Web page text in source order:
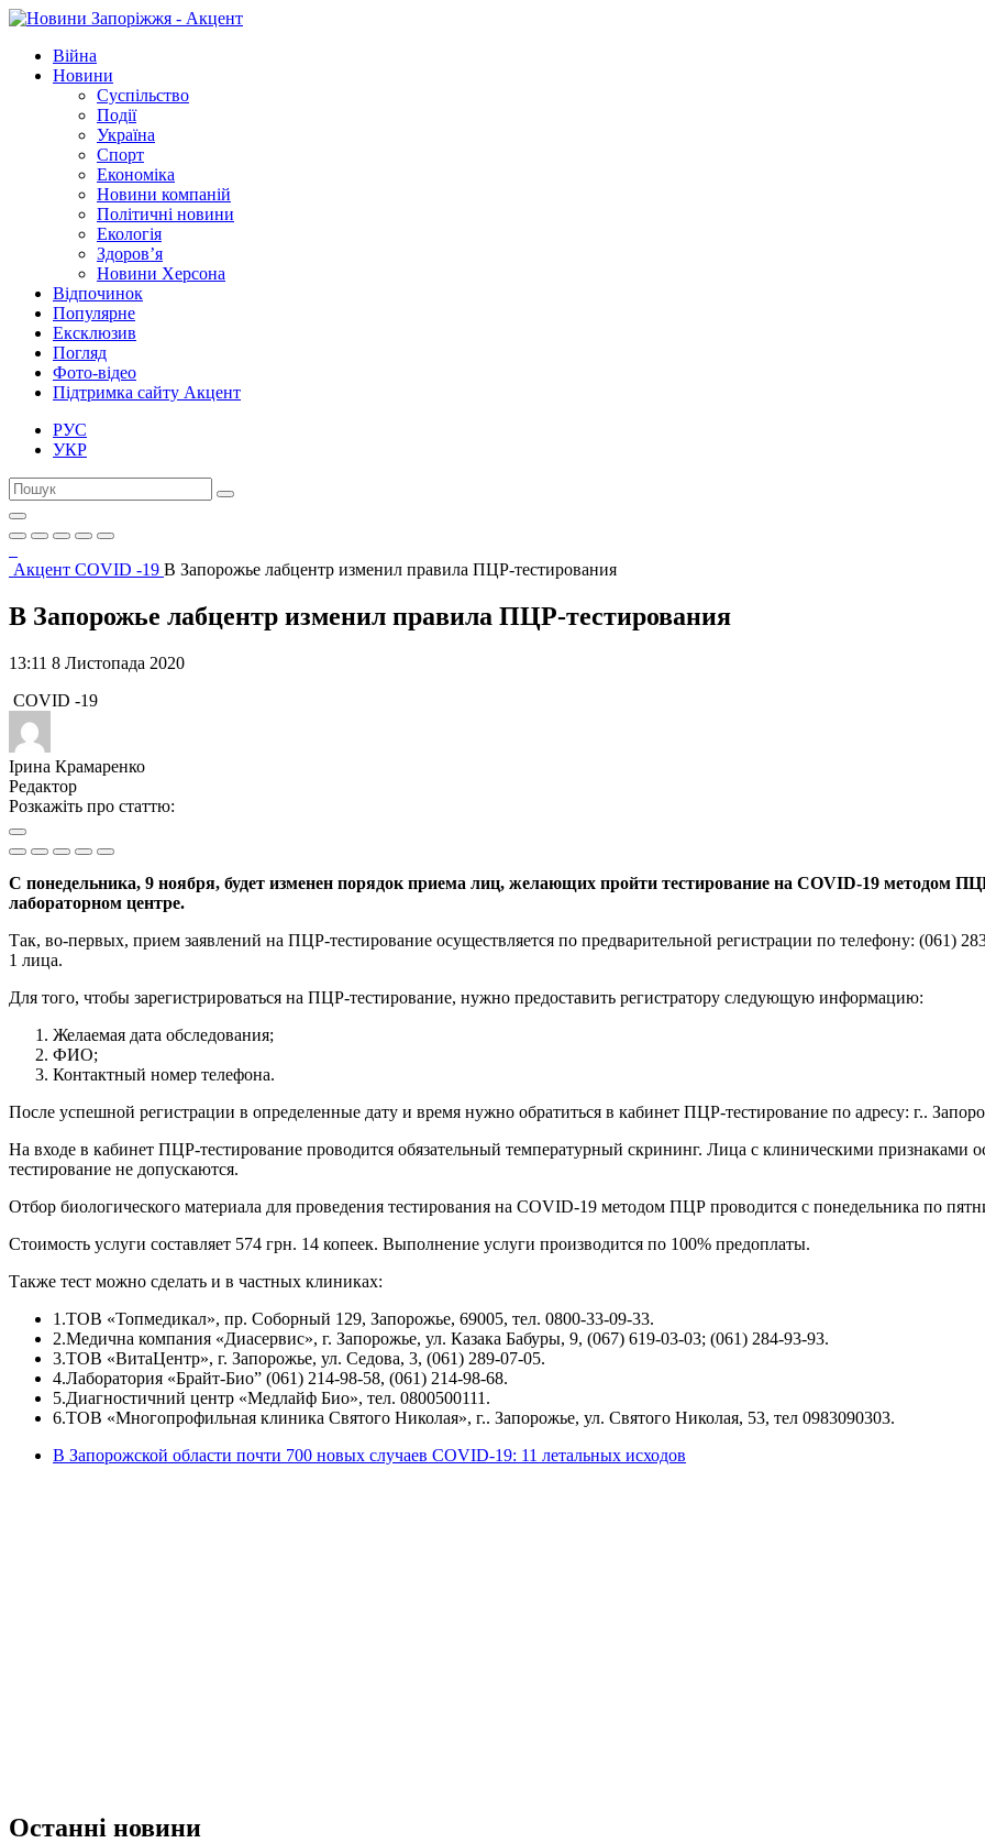
Війна
Новини
Суспільство
Події
Україна
Спорт
Економіка
Новини компаній
Політичні новини
Екологія
Здоров’я
Новини Херсона
Відпочинок
Популярне
Ексклюзив
Погляд
Фото-відео
Підтримка сайту Акцент
РУС
УКР
Акцент COVID -19 В Запорожье лабцентр изменил правила ПЦР-тестирования
В Запорожье лабцентр изменил правила ПЦР-тестирования
13:11 8 Листопада 2020
COVID -19
Ірина Крамаренко
Редактор
Розкажіть про статтю:
С понедельника, 9 ноября, будет изменен порядок приема лиц, желающих пройти тестирование на COVID-19 методом
лабораторном центре.
Так, во-первых, прием заявлений на ПЦР-тестирование осуществляется по предварительной регистрации по телефону: (061)
1 лица.
Для того, чтобы зарегистрироваться на ПЦР-тестирование, нужно предоставить регистратору следующую информацию:
Желаемая дата обследования;
ФИО;
Контактный номер телефона.
После успешной регистрации в определенные дату и время нужно обратиться в кабинет ПЦР-тестирование по адресу: г..
На входе в кабинет ПЦР-тестирование проводится обязательный температурный скрининг. Лица с клиническими
тестирование не допускаются.
Отбор биологического материала для проведения тестирования на COVID-19 методом ПЦР проводится с понедельника по
Стоимость услуги составляет 574 грн. 14 копеек. Выполнение услуги производится по 100% предоплаты.
Также тест можно сделать и в частных клиниках:
1.ТОВ «Топмедикал», пр. Соборный 129, Запорожье, 69005, тел. 0800-33-09-33.
2.Медична компания «Диасервис», г. Запорожье, ул. Казака Бабуры, 9, (067) 619-03-03; (061) 284-93-93.
3.ТОВ «ВитаЦентр», г. Запорожье, ул. Седова, 3, (061) 289-07-05.
4.Лаборатория «Брайт-Био” (061) 214-98-58, (061) 214-98-68.
5.Диагностичний центр «Медлайф Био», тел. 0800500111.
6.ТОВ «Многопрофильная клиника Святого Николая», г.. Запорожье, ул. Святого Николая, 53, тел 0983090303.
В Запорожской области почти 700 новых случаев COVID-19: 11 летальных исходов
Останні новини